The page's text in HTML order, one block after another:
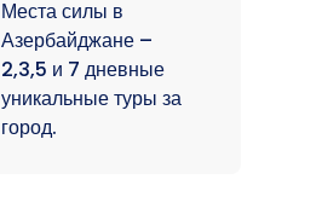
Места силы в
Азербайджане –
2,3,5 и 7 дневные
уникальные туры за
город.